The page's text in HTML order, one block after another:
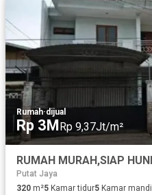
Rumah·dijual
Rp 3MRp 9,37Jt/m²
Putat Jaya
320 m²5 Kamar tidur5 Kamar mandi